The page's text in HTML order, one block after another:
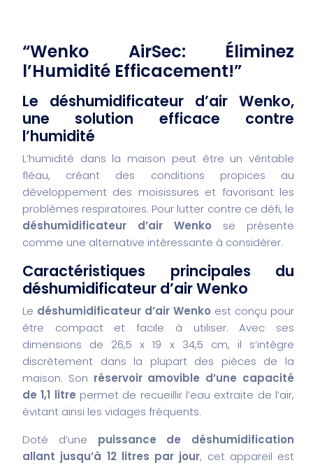
“Wenko AirSec: Éliminez
l’Humidité Efficacement!”
Le déshumidificateur d’air Wenko,
une solution efficace contre
l’humidité
L’humidité dans la maison peut être un véritable
fléau, créant des conditions propices au
développement des moisissures et favorisant les
problèmes respiratoires. Pour lutter contre ce défi, le
déshumidificateur d’air Wenko se présente
comme une alternative intéressante à considérer.
Caractéristiques principales du
déshumidificateur d’air Wenko
Le déshumidificateur d’air Wenko est conçu pour
être compact et facile à utiliser. Avec ses
dimensions de 26,5 x 19 x 34,5 cm, il s’intègre
discrètement dans la plupart des pièces de la
maison. Son réservoir amovible d’une capacité
de 1,1 litre permet de recueillir l’eau extraite de l’air,
évitant ainsi les vidages fréquents.
Doté d’une puissance de déshumidification
allant jusqu’à 12 litres par jour, cet appareil est